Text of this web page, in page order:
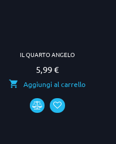
IL QUARTO ANGELO
Prezzo
5,99 €
Aggiungi al carrello